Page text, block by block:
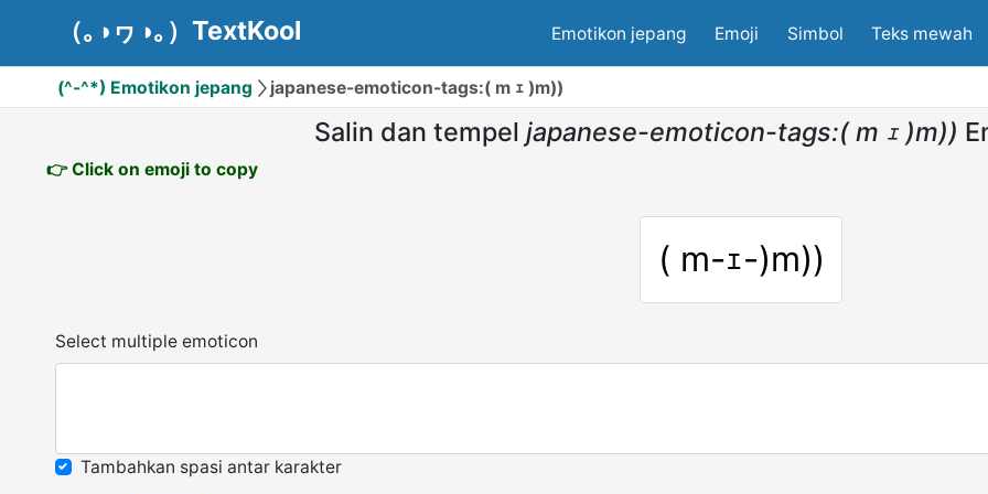
（｡◑ヮ◑｡）TextKool Emotikon jepang Emoji Simbol Teks mewah
(^-^*) Emotikon jepang japanese-emoticon-tags:( m ｪ )m))
Salin dan tempel japanese-emoticon-tags:( m ｪ )m))
👉 Click on emoji to copy
( m-ｪ-)m))
Select multiple emoticon
Tambahkan spasi antar karakter